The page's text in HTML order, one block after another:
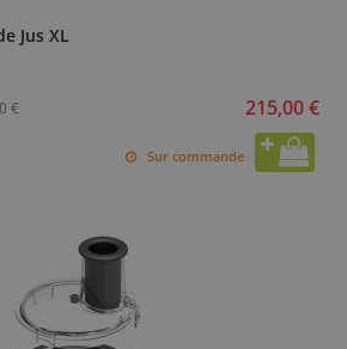
Jus XL
€ 215,00 €
Sur commande